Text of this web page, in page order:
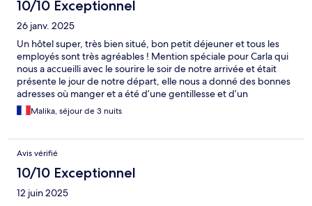
10/10 Exceptionnel
26 janv. 2025
Un hôtel super, très bien situé, bon petit déjeuner et tous les
employés sont très agréables ! Mention spéciale pour Carla qui
nous a accueilli avec le sourire le soir de notre arrivée et était
présente le jour de notre départ, elle nous a donné des bonnes
adresses où manger et a été d’une gentillesse et d’un
professionnalisme hors du commun ! Un grand merci ! Nous
reviendrons !
Malika, séjour de 3 nuits
Avis vérifié
10/10 Exceptionnel
12 juin 2025